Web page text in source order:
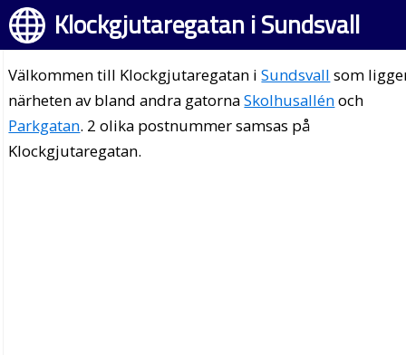
Klockgjutaregatan i Sundsvall
Välkommen till Klockgjutaregatan iSundsvall som
närheten av bland andra gatornaSkolhusallénoch
Parkgatan. 2 olika postnummer samsas på
Klockgjutaregatan.